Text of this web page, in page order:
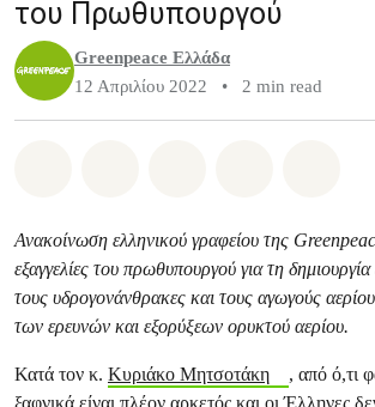
του Πρωθυπουργού
Greenpeace Ελλάδα
12 Απριλίου 2022
• 2 min read
Ανακοίνωση ελληνικού γραφείου της
εξαγγελίες του πρωθυπουργού για τη δημιουργία
τους υδρογονάνθρακες και τους αγωγούς
των ερευνών και εξορύξεων ορυκτού αερίου.
Κατά τον κ. Κυριάκο Μητσοτάκη
, από ό,τι